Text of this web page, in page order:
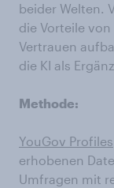
beider Welten.
die Vorteile
Vertrauen
die KI als
Methode:
YouGov Profiles
erhobenen
Umfragen mit